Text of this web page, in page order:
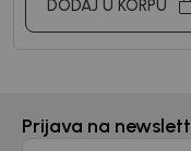
DODAJ U KORPU
Prijava na